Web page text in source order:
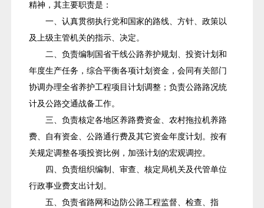
精神，其主要职责是：
一、认真贯彻执行党和国家的路线、方针、政策以
及上级主管机关的指示、决定。
二、负责编制国省干线公路养护规划、投资计划和
年度生产任务，综合平衡各项计划资金，会同有关部门
协调办理全省养护工程项目计划调整；负责公路路况统
计及公路交通战备工作。
三、负责核定各地区养路费资金、农村拖拉机养路
费、自有资金、公路通行费及其它资金年度计划。按有
关规定调整各项投资比例，加强计划的宏观调控。
四、负责组织编制、审查、核定局机关及代管单位
行政事业费支出计划。
五、负责省路网和边防公路工程监督、检查、指